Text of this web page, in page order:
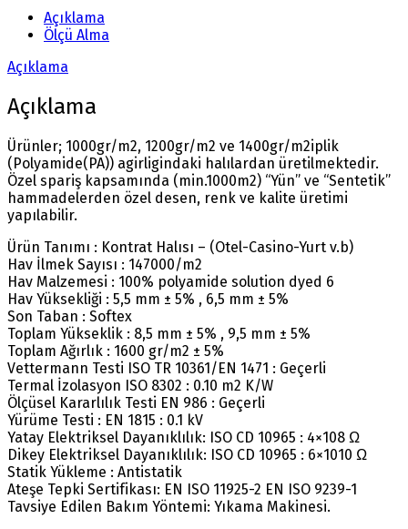
Açıklama
Ölçü Alma
Açıklama
Açıklama
Ürünler; 1000gr/m2, 1200gr/m2 ve 1400gr/m2iplik
(Polyamide(PA)) agirligindaki halılardan üretilmektedir.
Özel spariş kapsamında (min.1000m2) “Yün” ve “Sentetik”
hammadelerden özel desen, renk ve kalite üretimi
yapılabilir.
Ürün Tanımı : Kontrat Halısı – (Otel-Casino-Yurt v.b)
Hav İlmek Sayısı : 147000/m2
Hav Malzemesi : 100% polyamide solution dyed 6
Hav Yüksekliği : 5,5 mm ± 5% , 6,5 mm ± 5%
Son Taban : Softex
Toplam Yükseklik : 8,5 mm ± 5% , 9,5 mm ± 5%
Toplam Ağırlık : 1600 gr/m2 ± 5%
Vettermann Testi ISO TR 10361/EN 1471 : Geçerli
Termal İzolasyon ISO 8302 : 0.10 m2 K/W
Ölçüsel Kararlılık Testi EN 986 : Geçerli
Yürüme Testi : EN 1815 : 0.1 kV
Yatay Elektriksel Dayanıklılık: ISO CD 10965 : 4×108 Ω
Dikey Elektriksel Dayanıklılık: ISO CD 10965 : 6×1010 Ω
Statik Yükleme : Antistatik
Ateşe Tepki Sertifikası: EN ISO 11925-2 EN ISO 9239-1
Tavsiye Edilen Bakım Yöntemi: Yıkama Makinesi.